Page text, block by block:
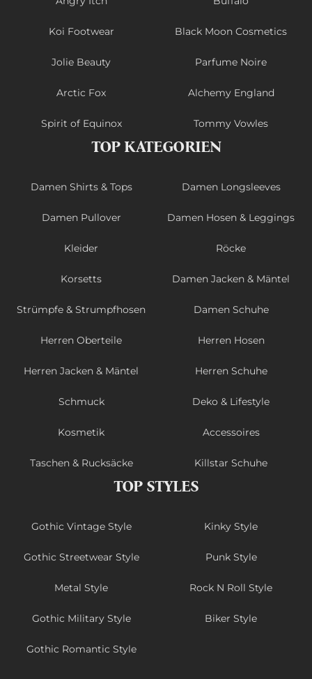
Koi Footwear Black Moon Cosmetics
Jolie Beauty Parfume Noire
Arctic Fox Alchemy England
Spirit of Equinox Tommy Vowles
TOP KATEGORIEN
Damen Shirts & Tops Damen Longsleeves
Damen Pullover Damen Hosen & Leggings
Kleider Röcke
Korsetts Damen Jacken & Mäntel
Strümpfe & Strumpfhosen Damen Schuhe
Herren Oberteile Herren Hosen
Herren Jacken & Mäntel Herren Schuhe
Schmuck Deko & Lifestyle
Kosmetik Accessoires
Taschen & Rucksäcke Killstar Schuhe
TOP STYLES
Gothic Vintage Style Kinky Style
Gothic Streetwear Style Punk Style
Metal Style Rock N Roll Style
Gothic Military Style Biker Style
Gothic Romantic Style